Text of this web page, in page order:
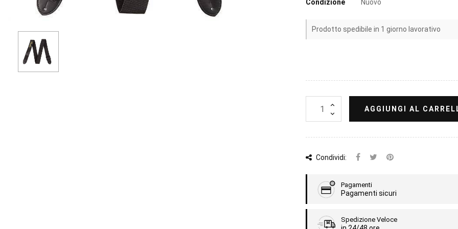
Condizione Nuovo
Prodotto spedibile in 1 giorno lavorativo
AGGIUNGI AL
Condividi:
Pagamenti
Pagamenti sicuri
Spedizione Veloce